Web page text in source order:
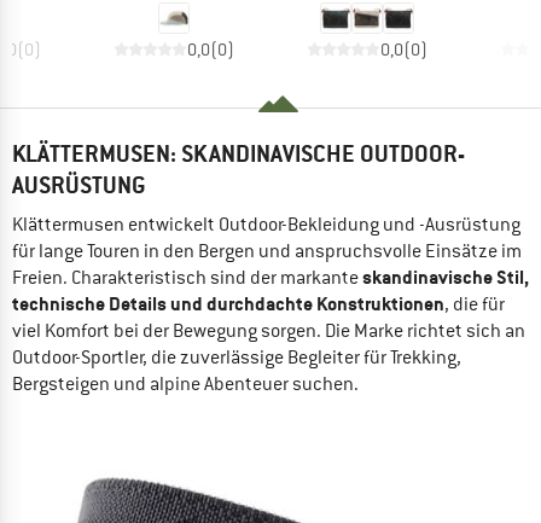
(0) 0,0(0) 0,0(0)
KLÄTTERMUSEN: SKANDINAVISCHE OUTDOOR-
AUSRÜSTUNG
Klättermusen entwickelt Outdoor-Bekleidung und -Ausrüstung
für lange Touren in den Bergen und anspruchsvolle Einsätze im
Freien. Charakteristisch sind der markanteskandinavische Stil,
technische Details und durchdachte Konstruktionen, die für
viel Komfort bei der Bewegung sorgen. Die Marke richtet sich an
Outdoor-Sportler, die zuverlässige Begleiter für Trekking,
Bergsteigen und alpine Abenteuer suchen.